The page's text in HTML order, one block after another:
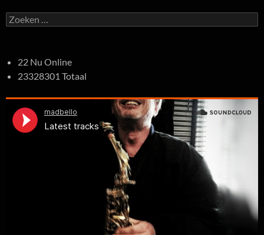
Zoeken
naar:
22 Nu Online
23328301 Totaal